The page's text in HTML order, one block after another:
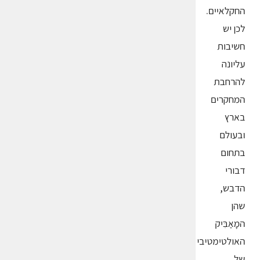
החקלאיים.
לכן יש
חשיבות
עליונה
להרחבת
המחקרים
בארץ
ובעולם
בתחום
דבורי
הדבש,
שהן
המָאַבִּיק
האולטימטיבי